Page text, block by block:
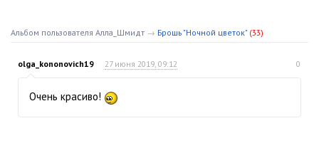
Альбом пользователя Алла_Шмидт → Брошь "Ночной цветок" (33)
olga_kononovich19 27 июня 2019, 09:12 0
Очень красиво!